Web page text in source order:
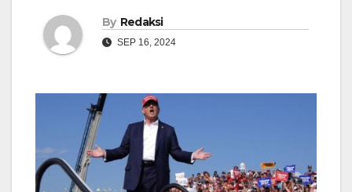
By Redaksi
SEP 16, 2024